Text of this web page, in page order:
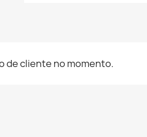
de cliente no momento.